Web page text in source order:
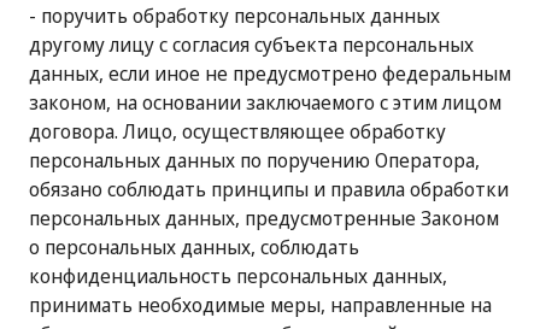
- поручить обработку персональных данных
другому лицу с согласия субъекта персональных
данных, если иное не предусмотрено федеральным
законом, на основании заключаемого с этим лицом
договора. Лицо, осуществляющее обработку
персональных данных по поручению Оператора,
обязано соблюдать принципы и правила обработки
персональных данных, предусмотренные Законом
о персональных данных, соблюдать
конфиденциальность персональных данных,
принимать необходимые меры, направленные на